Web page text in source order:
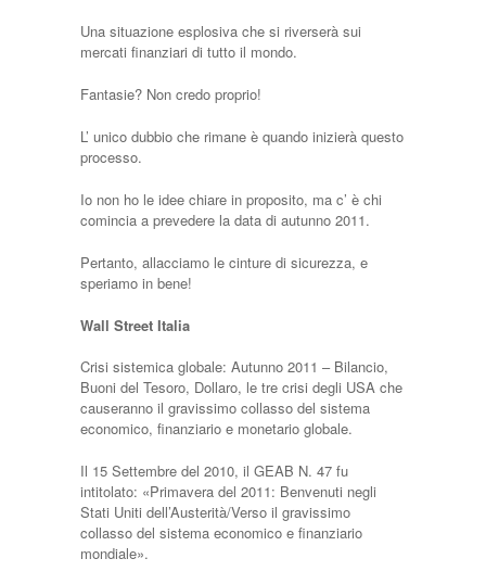
Una situazione esplosiva che si riverserà sui
mercati finanziari di tutto il mondo.
Fantasie? Non credo proprio!
L’ unico dubbio che rimane è quando inizierà questo
processo.
Io non ho le idee chiare in proposito, ma c’ è chi
comincia a prevedere la data di autunno 2011.
Pertanto, allacciamo le cinture di sicurezza, e
speriamo in bene!
Wall Street Italia
Crisi sistemica globale: Autunno 2011 – Bilancio,
Buoni del Tesoro, Dollaro, le tre crisi degli USA che
causeranno il gravissimo collasso del sistema
economico, finanziario e monetario globale.
Il 15 Settembre del 2010, il GEAB N. 47 fu
intitolato: «Primavera del 2011: Benvenuti negli
Stati Uniti dell’Austerità/Verso il gravissimo
collasso del sistema economico e finanziario
mondiale».